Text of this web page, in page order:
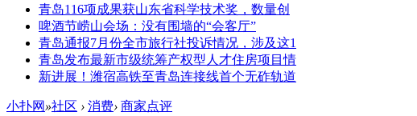
青岛116项成果获山东省科学技术奖，数量创
啤酒节崂山会场：没有围墙的“会客厅”
青岛通报7月份全市旅行社投诉情况，涉及这1
青岛发布最新市级统筹产权型人才住房项目情
新进展！潍宿高铁至青岛连接线首个无砟轨道
小扑网 »社区 › 消费› 商家点评